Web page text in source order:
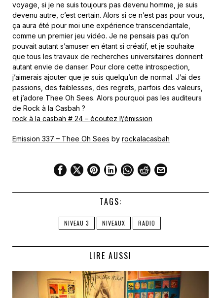
voyage, si je ne suis toujours pas devenu homme, je suis
devenu autre, c’est certain. Alors si ce n’est pas pour vous,
ça aura été pour moi une expérience transcendantale,
comme un premier jeu vidéo. Je ne pensais pas qu’on
pouvait autant s’amuser en étant si créatif, et je souhaite
que tous les travaux de recherches universitaires donnent
autant envie de danser. Pour clore cette introspection,
j’aimerais ajouter que je suis quelqu’un de normal. J’ai des
passions, des faiblesses, des regrets, parfois des valeurs,
et j’adore Thee Oh Sees. Alors pourquoi pas les auditeurs
de Rock à la Casbah ?
rock à la casbah # 24 – écoutez l\’émission
Emission 337 – Thee Oh Sees by rockalacasbah
TAGS:
NIVEAU 3 NIVEAUX RADIO
LIRE AUSSI